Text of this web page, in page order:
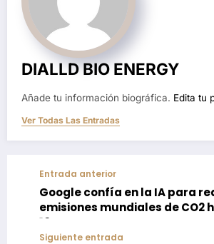
DIALLD BIO ENERGY
Añade tu información biográfica. Edita tu
Ver Todas Las Entradas
Entrada anterior
Google confía en la IA para
emisiones mundiales de CO2
10%
Siguiente entrada